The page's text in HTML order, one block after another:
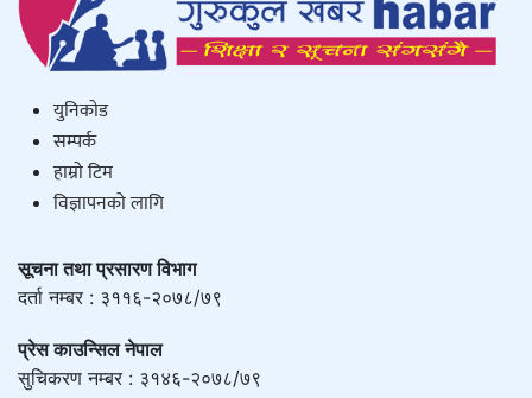
युनिकाेड
सम्पर्क
हाम्राे टिम
विज्ञापनको लागि
सूचना तथा प्रसारण विभाग
दर्ता नम्बर : ३११६-२०७८/७९
प्रेस काउन्सिल नेपाल
सुचिकरण नम्बर : ३१४६-२०७८/७९